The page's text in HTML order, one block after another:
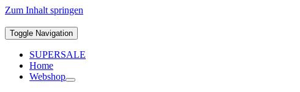
Zum Inhalt springen
Toggle Navigation
SUPERSALE
Home
Webshop